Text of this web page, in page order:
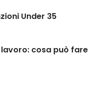
Under 35
cosa può fare